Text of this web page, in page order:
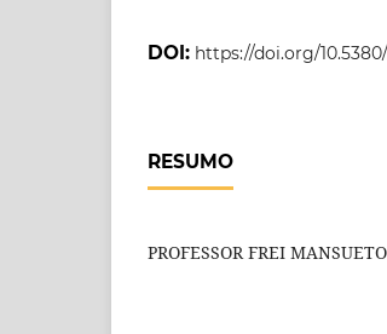
DOI: https://doi.org/
RESUMO
PROFESSOR FREI